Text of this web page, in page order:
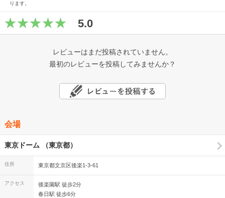
ります。
5.0
レビューはまだ投稿されていません。
最初のレビューを投稿してみませんか？
会場
東京ドーム （東京都）
住所 東京都文京区後楽1-3-61
アクセス
後楽園駅 徒歩2分
春日駅 徒歩6分